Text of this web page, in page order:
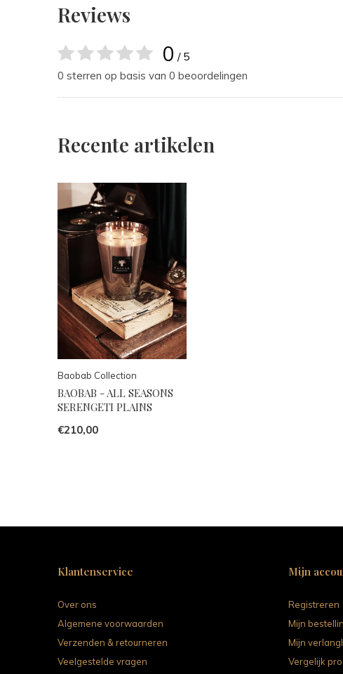
Reviews
0 / 5
0 sterren op basis van 0 beoordelingen
Recente artikelen
Baobab Collection
BAOBAB - ALL SEASONS
SERENGETI PLAINS
€210,00
Klantenservice
Over ons
Algemene voorwaarden
Verzenden & retourneren
Veelgestelde vragen
Mijn
Registreren
Mijn
Mijn
Vergelijk